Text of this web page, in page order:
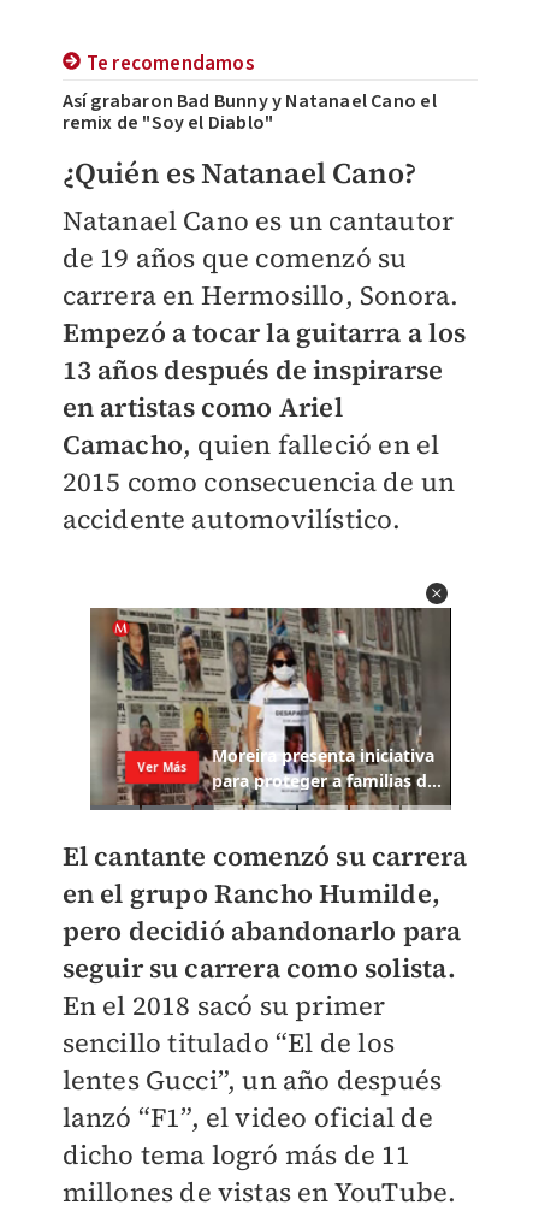
Te recomendamos
Así grabaron Bad Bunny y Natanael Cano el
remix de "Soy el Diablo"
¿Quién es Natanael Cano?
Natanael Cano es un cantautor
de 19 años que comenzó su
carrera en Hermosillo, Sonora.
Empezó a tocar la guitarra a los
13 años después de inspirarse
en artistas como Ariel
Camacho, quien falleció en el
2015 como consecuencia de un
accidente automovilístico.
El cantante comenzó su carrera
en el grupo Rancho Humilde,
pero decidió abandonarlo para
seguir su carrera como solista.
En el 2018 sacó su primer
sencillo titulado “El de los
lentes Gucci”, un año después
lanzó “F1”, el video oficial de
dicho tema logró más de 11
millones de vistas en YouTube.